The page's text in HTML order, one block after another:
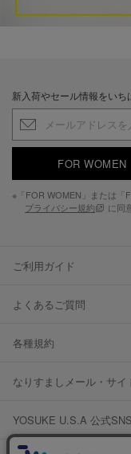
新入荷やセール情報をいち
FOR WOMEN
※「FOR WOMEN」または「
プライバシー規約
に同
ご利用ガイド
よくあるご質問
各種規約
なりすましメール・サイ
YOSUKE U.S.A 公式SNS